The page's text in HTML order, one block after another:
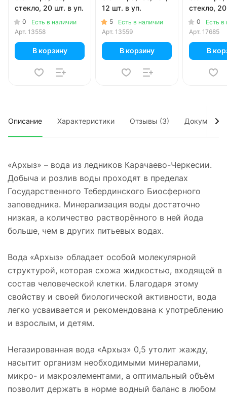
стекло, 20 шт. в уп.
0
Есть в наличии
Арт. 13558
В корзину
12 шт. в уп.
5
Есть в наличии
Арт. 13559
В корзину
стекло,
0
Есть в
Арт. 17685
В
Описание Характеристики Отзывы (3) Документы
«Архыз» – вода из ледников Карачаево-Черкесии.
Добыча и розлив воды проходят в пределах
Государственного Тебердинского Биосферного
заповедника. Минерализация воды достаточно
низкая, а количество растворённого в ней йода
больше, чем в других питьевых водах.
Вода «Архыз» обладает особой молекулярной
структурой, которая схожа жидкостью, входящей в
состав человеческой клетки. Благодаря этому
свойству и своей биологической активности, вода
легко усваивается и рекомендована к употреблению
и взрослым, и детям.
Негазированная вода «Архыз» 0,5 утолит жажду,
насытит организм необходимыми минералами,
микро- и макроэлементами, а оптимальный объём
позволит держать в норме водный баланс в любом